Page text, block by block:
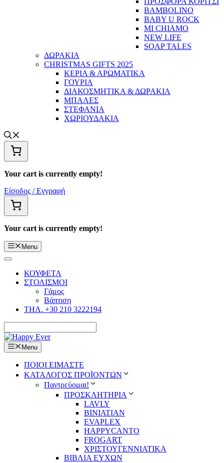
BAMBOLINO
BABY U ROCK
MI CHIAMO
NEW LIFE
SOAP TALES
ΔΩΡΑΚΙΑ
CHRISTMAS GIFTS 2025
ΚΕΡΙΑ & ΑΡΩΜΑΤΙΚΑ
ΓΟΥΡΙΑ
ΔΙΑΚΟΣΜΗΤΙΚΑ & ΔΩΡΑΚΙΑ
ΜΠΑΛΕΣ
ΣΤΕΦΑΝΙΑ
ΧΩΡΙΟΥΔΑΚΙΑ
Your cart is currently empty!
Είσοδος / Εγγραφή
Your cart is currently empty!
Menu
ΚΟΥΦΕΤΑ
ΣΤΟΛΙΣΜΟΙ
Γάμος
Βάπτιση
ΤΗΛ. +30 210 3222194
Menu
ΠΟΙΟΙ ΕΙΜΑΣΤΕ
ΚΑΤΑΛΟΓΟΣ ΠΡΟΪΟΝΤΩΝ
Παντρεύομαι!
ΠΡΟΣΚΛΗΤΗΡΙΑ
LAVLY
BINIATIAN
EVAPLEX
HAPPYCANTO
FROGART
ΧΡΙΣΤΟΥΓΕΝΝΙΑΤΙΚΑ
ΒΙΒΛΙΑ ΕΥΧΩΝ